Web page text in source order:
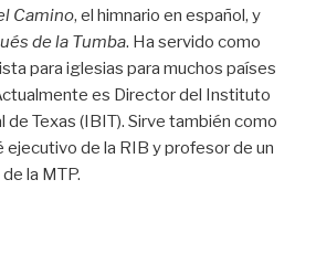
Camino, el himnario en español, y
de la Tumba. Ha servido como
para iglesias para muchos países
es Director del Instituto
de Texas (IBIT). Sirve también como
de la RIB y profesor de un
la MTP.